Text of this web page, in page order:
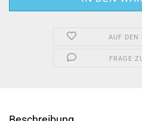
AUF DEN
FRAGE